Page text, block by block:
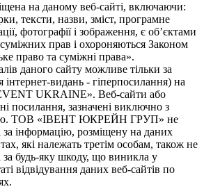
на даному веб-сайті, включаючи:
тексти, назви, зміст, програмне
фотографії і зображення, є об’єктами
прав і охороняються Законом
право та суміжні права».
даного сайту можливе тільки за
видань - гіперпосилання) на
UKRAINE». Веб-сайти або
посилання, зазначені виключно з
ТОВ «ІВЕНТ ЮКРЕЙН ГРУП» не
за інформацію, розміщену на даних
які належать третім особам, також не
за будь-яку шкоду, що виникла у
відвідування даних веб-сайтів по